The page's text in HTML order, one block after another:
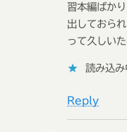
習本編ばか
出しておら
って久しい
読み込
Reply